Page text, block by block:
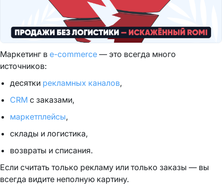
Маркетинг в e-commerce — это всегда много
источников:
десятки рекламных каналов,
CRM с заказами,
маркетплейсы,
склады и логистика,
возвраты и списания.
Если считать только рекламу или только заказы — вы
всегда видите неполную картину.